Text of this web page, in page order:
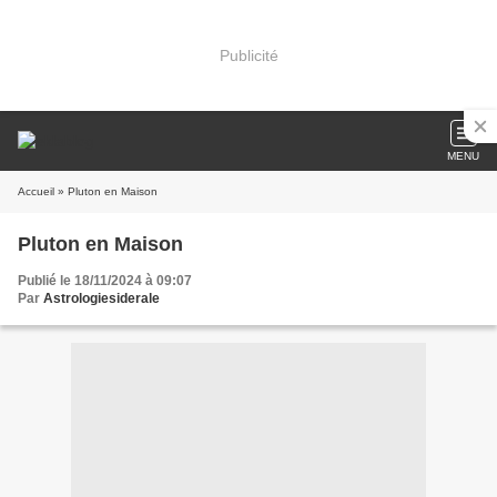
Publicité
MENU
Accueil » Pluton en Maison
Pluton en Maison
Publié le 18/11/2024 à 09:07
Par Astrologiesiderale